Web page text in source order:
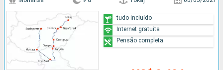
tudo incluído
Internet gratuita
Pensão completa